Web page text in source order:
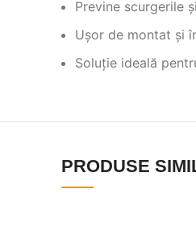
Previne scurgerile
Ușor de montat și
Soluție ideală
PRODUSE